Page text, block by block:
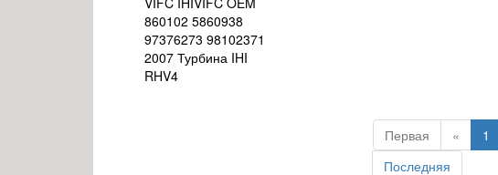
Первая « 1
Последняя